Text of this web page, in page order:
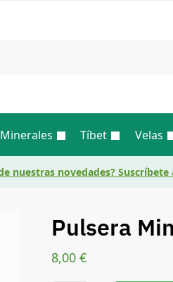
Minerales Tíbet Velas
nuestras novedades?
Pulsera
8,00 €